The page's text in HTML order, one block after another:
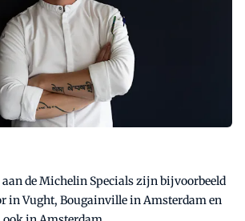
aan de Michelin Specials zijn bijvoorbeeld
in Vught, Bougainville in Amsterdam en